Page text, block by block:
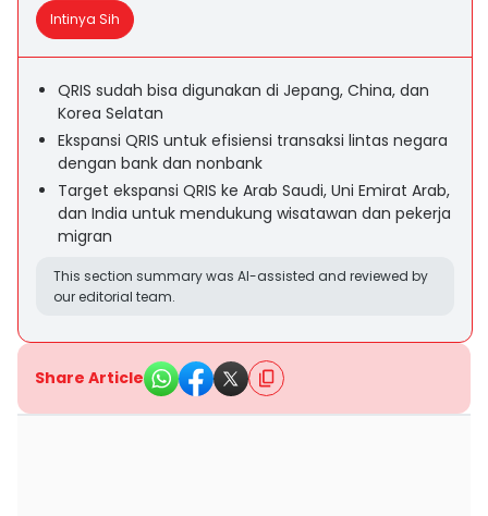
Intinya Sih
QRIS sudah bisa digunakan di Jepang, China, dan
Korea Selatan
Ekspansi QRIS untuk efisiensi transaksi lintas negara
dengan bank dan nonbank
Target ekspansi QRIS ke Arab Saudi, Uni Emirat Arab,
dan India untuk mendukung wisatawan dan pekerja
migran
This section summary was AI-assisted and reviewed by
our editorial team.
Share Article